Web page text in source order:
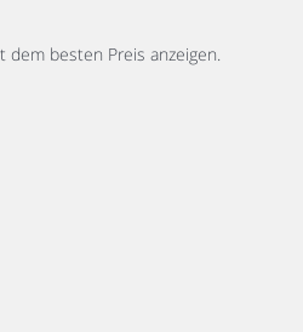
besten Preis anzeigen.